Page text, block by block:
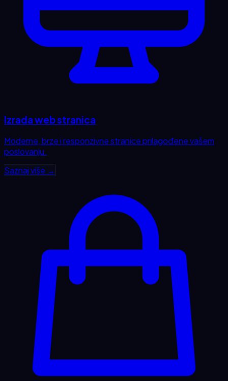
Izrada web stranica
Moderne, brze i responzivne stranice prilagođene vašem
poslovanju.
Saznaj više →